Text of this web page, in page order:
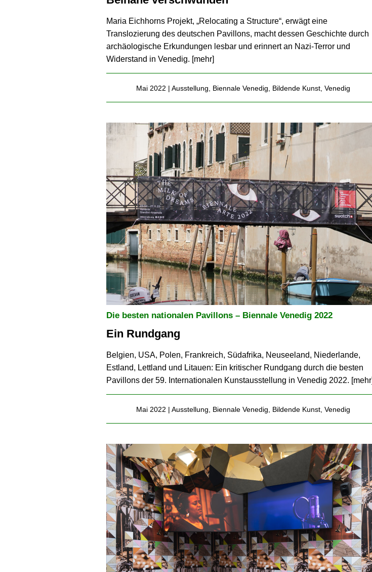
Maria Eichhorns Projekt, „Relocating a Structure“, erwägt eine
Translozierung des deutschen Pavillons, macht dessen Geschichte durch
archäologische Erkundungen lesbar und erinnert an Nazi-Terror und
Widerstand in Venedig. [mehr]
Mai 2022 | Ausstellung Biennale Venedig Bildende Kunst, Venedig
Die besten nationalen Pavillons – Biennale Venedig 2022
Ein Rundgang
Belgien, USA, Polen, Frankreich, Südafrika, Neuseeland, Niederlande,
Estland, Lettland und Litauen: Ein kritischer Rundgang durch die besten
Pavillons der 59. Internationalen Kunstausstellung in Venedig 2022. [ mehr
Mai 2022 | Ausstellung, Biennale Venedig, Bildende Kunst, Venedig